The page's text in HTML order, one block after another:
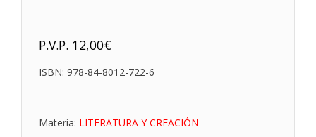
P.V.P. 12,00€
ISBN: 978-84-8012-722-6
Materia: LITERATURA Y CREACIÓN